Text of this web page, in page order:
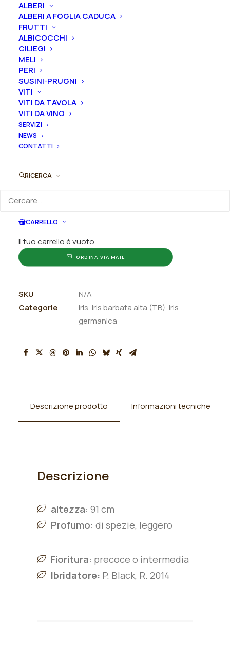
ALBERI
ALBERI A FOGLIA CADUCA
FRUTTI
ALBICOCCHI
CILIEGI
MELI
PERI
SUSINI-PRUGNI
VITI
VITI DA TAVOLA
VITI DA VINO
SERVIZI
NEWS
CONTATTI
RICERCA
CARRELLO
Il tuo carrello è vuoto.
Le piante di
periodomentre i
nel periodo che va
Formato
Iris
germanica
"Escape
Boredom"
Puoi acquistare ora questo prodotto contattandoci e
quantità
ORDINA VIA MAIL
SKU
N/A
Categorie
Iris, Iris barbata alta (TB), Iris
germanica
Descrizione prodotto Informazioni tecniche
Descrizione
altezza: 91 cm
Profumo: di spezie, leggero
Fioritura: precoce o intermedia
Ibridatore: P. Black, R. 2014